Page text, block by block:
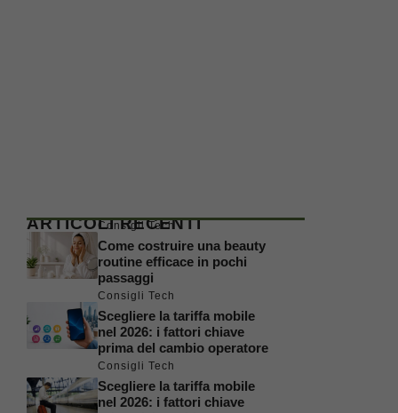
ARTICOLI RECENTI
Consigli Tech
Come costruire una beauty
routine efficace in pochi
passaggi
Consigli Tech
Scegliere la tariffa mobile
nel 2026: i fattori chiave
prima del cambio operatore
Consigli Tech
Scegliere la tariffa mobile
nel 2026: i fattori chiave